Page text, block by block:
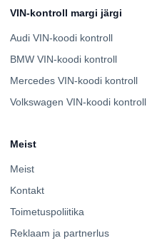
VIN-kontroll margi järgi
Audi VIN-koodi kontroll
BMW VIN-koodi kontroll
Mercedes VIN-koodi kontroll
Volkswagen VIN-koodi kontroll
Meist
Meist
Kontakt
Toimetuspoliitika
Reklaam ja partnerlus